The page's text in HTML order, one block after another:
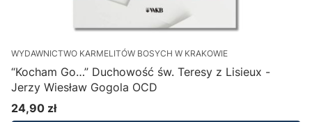
WYDAWNICTWO KARMELITÓW BOSYCH W KRAKOWIE
“Kocham Go…” Duchowość św. Teresy z Lisieux -
Jerzy Wiesław Gogola OCD
Cena
24,90 zł